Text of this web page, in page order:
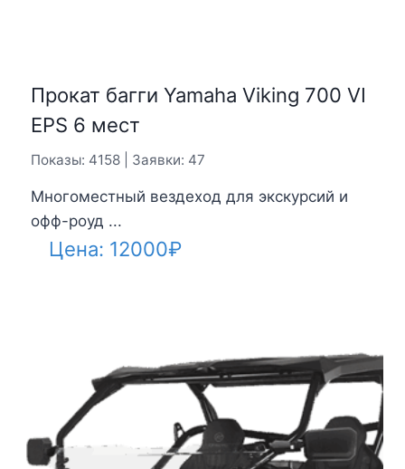
Прокат багги Yamaha Viking 700 VI
EPS 6 мест
Показы: 4158 | Заявки: 47
Многоместный вездеход для экскурсий и
офф-роуд ...
Цена: 12000₽